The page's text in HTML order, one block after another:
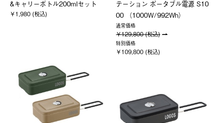
&キャリーボトル200mlセット
￥1,980 (税込)
テーション ポータブル電源 S10
00 （1000W/992Wh）
通常価格
￥129,800 (税込)
特別価格
￥109,800 (税込)